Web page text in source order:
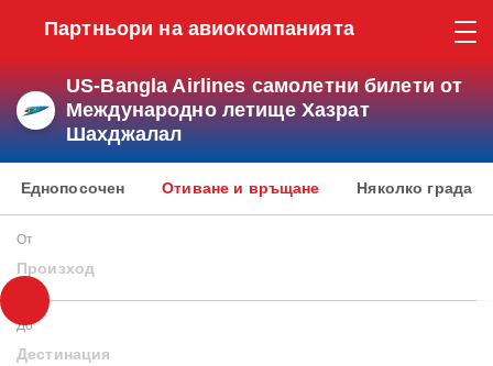
Партньори на авиокомпанията
US-Bangla Airlines самолетни билети от
Международно летище Хазрат
Шахджалал
Еднопосочен Отиване и връщане Няколко града
От
Произход
До
Дестинация